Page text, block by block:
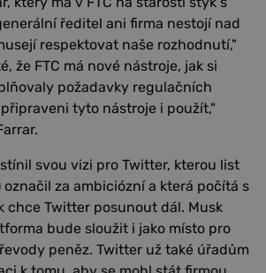
ředitel ani firma nestojí nad
respektovat naše rozhodnutí,"
že FTC má nové nástroje, jak si
požadavky regulačních
tyto nástroje i použít,"
svou vizi pro Twitter, kterou list
označil za ambiciózní a která počítá s
chce Twitter posunout dál. Musk
bude sloužit i jako místo pro
peněz. Twitter už také úřadům